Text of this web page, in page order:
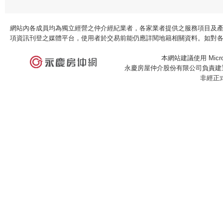
網站內各成員均為獨立經營之仲介經紀業者，各家業者提供之服務項目
項資訊刊登之媒體平台，使用者於交易前能仍應詳閱地籍相關資料。如對
本網站建議使用
永慶房屋仲介股份有限公司負責
非經正